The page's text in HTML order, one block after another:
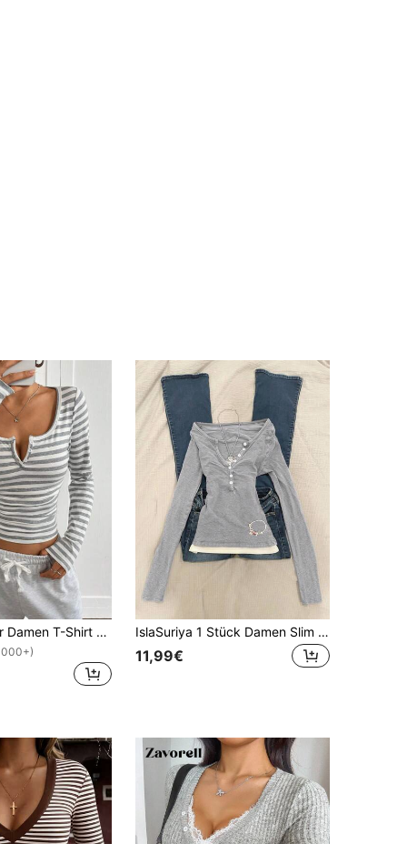
SHEIN EZwear Damen T-Shirt mit Halbzip, aus baumwollartigem Material mit Streifen, Neuankömmling IslaSuriya 1 Stück Damen Slim Fit Langarm 2 in 1 T-Shirt
11,99€